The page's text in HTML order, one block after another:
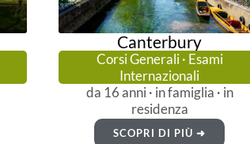
Canterbury
Corsi Generali · Esami
Internazionali
da 16 anni · in famiglia · in
residenza
SCOPRI DI PIÙ ➜